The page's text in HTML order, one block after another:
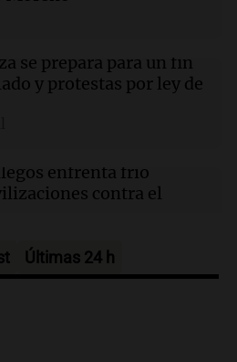
entre la ayuda por
y la ostentación de
TechCrunch Disrupt
miles de inversores
se prepara para un fin
y protestas por ley de
enfrenta frío
contra el
el Senado sobre
en Argentina
Últimas 24 h